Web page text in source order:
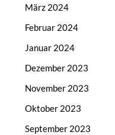
März 2024
Februar 2024
Januar 2024
Dezember 2023
November 2023
Oktober 2023
September 2023